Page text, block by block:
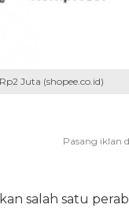
Juta (shopee.co.id)
salah satu